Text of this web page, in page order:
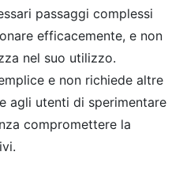
passaggi complessi
efficacemente, e non
nel suo utilizzo.
e non richiede altre
agli utenti di sperimentare
compromettere la